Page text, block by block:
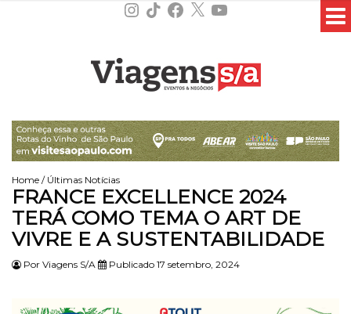
Instagram
TikTokFacebook
X YouTube
Home / Últimas Notícias
FRANCE EXCELLENCE 2024
TERÁ COMO TEMA O ART DE
VIVRE E A SUSTENTABILIDADE
Por Viagens S/A Publicado 17 setembro, 2024